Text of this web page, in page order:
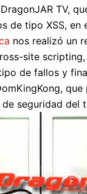
TV,
de tipo XSS, en
nos realizó un
site
de fallos y
seguridad del